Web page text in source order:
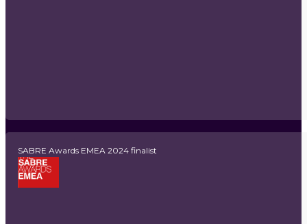
SABRE Awards EMEA 2024 finalist